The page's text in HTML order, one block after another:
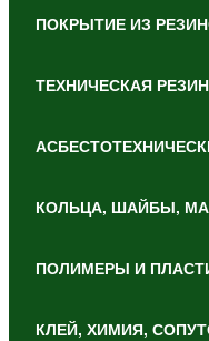
ПОКРЫТИЕ ИЗ
ТЕХНИЧЕСКАЯ
КОЛЬЦА, ШАЙБЫ,
ПОЛИМЕРЫ И
КЛЕЙ, ХИМИЯ,